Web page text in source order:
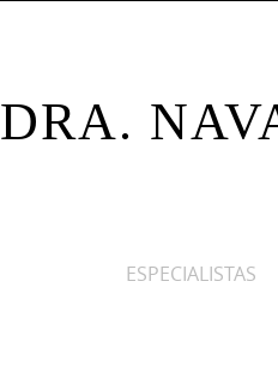
DRA.
ESPECIALISTAS